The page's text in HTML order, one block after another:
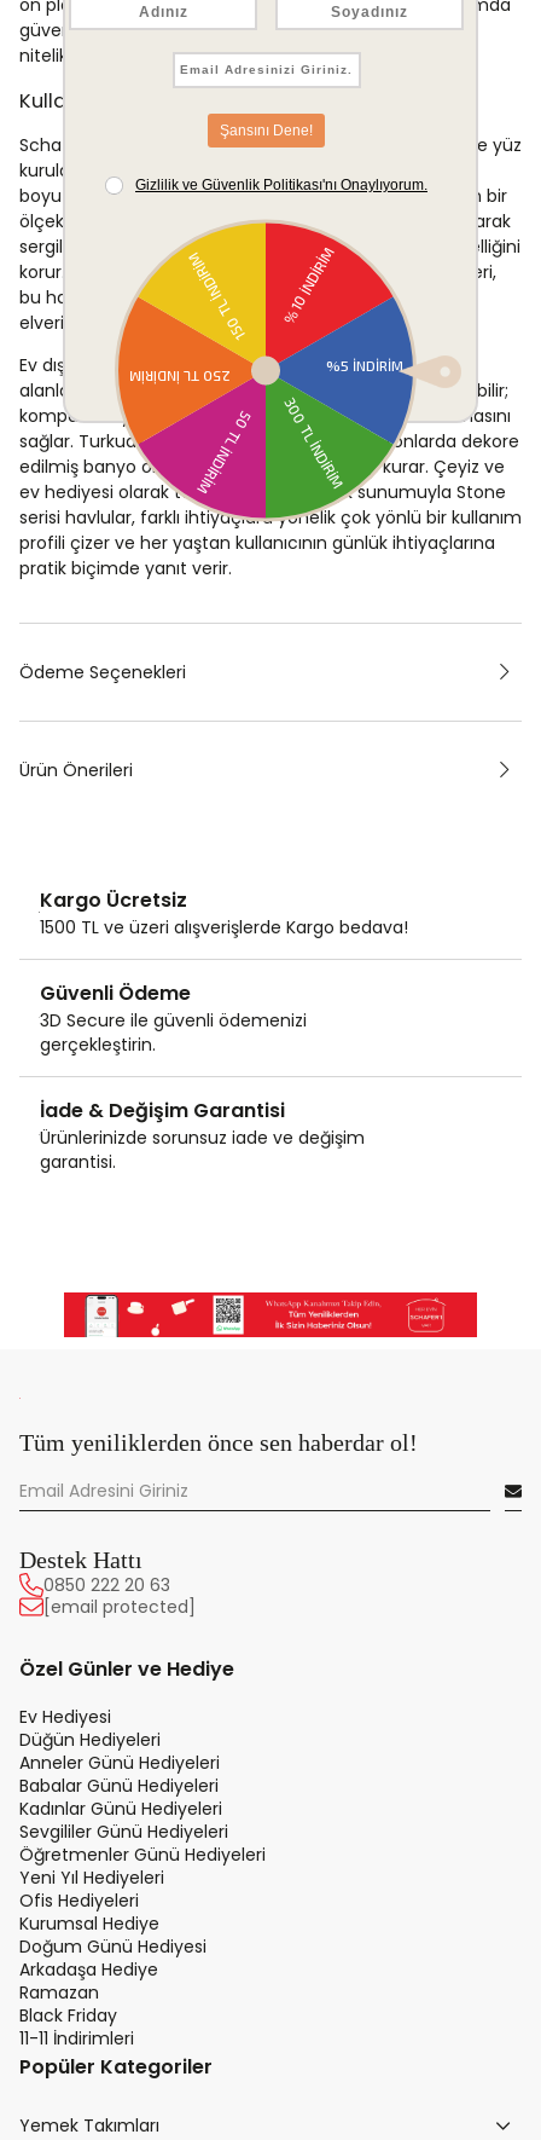
güvenilir bir performans arayanlar için tercih edilebilir
nitelikte bir ürün sunar.
Kullanim Alanlari
Schafer Home Stone 50x90 Havlu, banyo rutininde el ve yüz
kurulamak için birincil kullanım alanı sunar. 50x90 cm
boyutu, hem yetişkin hem de çocuk kullanımına uygun bir
ölçek sağlar. Misafir banyolarında dekoratif bir unsur olarak
sergilenebileceği gibi günlük aktif kullanımda da işlevselliğini
korur. Yüksek emicilik kapasitesi ve kolay bakım özellikleri,
bu havluyu yoğun kullanım gerektiren ortamlar için de
elverişli kılar.
Ev dışında spor tesisleri, yüzme kursları veya gym gibi
alanlarda kişisel bakım havlusu olarak da değerlendirilebilir;
kompakt boyutu taşıma çantasında kolayca yer bulmasını
sağlar. Turkuaz renk seçeneği, özellikle nötr tonlarda dekore
edilmiş banyo ortamlarıyla görsel bir uyum kurar. Çeyiz ve
ev hediyesi olarak tercih edilebilecek şık sunumuyla Stone
serisi havlular, farklı ihtiyaçlara yönelik çok yönlü bir kullanım
profili çizer ve her yaştan kullanıcının günlük ihtiyaçlarına
pratik biçimde yanıt verir.
Ödeme Seçenekleri
Ürün Önerileri
Kargo Ücretsiz
1500 TL ve üzeri alışverişlerde Kargo bedava!
Güvenli Ödeme
3D Secure ile güvenli ödemenizi
gerçekleştirin.
İade & Değişim Garantisi
Ürünlerinizde sorunsuz iade ve değişim
garantisi.
Tüm yeniliklerden önce sen haberdar ol!
Destek Hattı
0850 222 20 63
[email protected]
Özel Günler ve Hediye
Ev Hediyesi
Düğün Hediyeleri
Anneler Günü Hediyeleri
Babalar Günü Hediyeleri
Kadınlar Günü Hediyeleri
Sevgililer Günü Hediyeleri
Öğretmenler Günü Hediyeleri
Yeni Yıl Hediyeleri
Ofis Hediyeleri
Kurumsal Hediye
Doğum Günü Hediyesi
Arkadaşa Hediye
Ramazan
Black Friday
11-11 İndirimleri
Popüler Kategoriler
Yemek Takımları